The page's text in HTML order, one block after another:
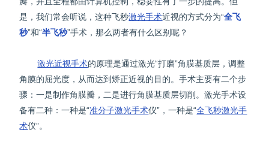
是，我们常会听说，这种飞秒激光手术近视的方式分为“全飞
秒”和“半飞秒”手术，那么两者有什么区别呢？
激光近视手术的原理是通过激光“打磨”角膜基质层，调整
角膜的屈光度，从而达到矫正近视的目的。手术主要有二个步
骤：一是制作角膜瓣，二是进行角膜基质层切削。激光手术设
备有二种：一种是“准分子激光手术仪”，一种是“全飞秒激光手
术仪”。